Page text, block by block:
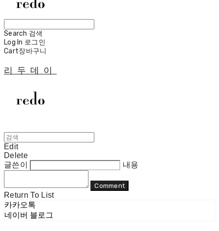
Search 검색
Log In 로그인
Cart장바구니
리두데이
Edit
Delete
글쓴이
내용
Comment
Return To List
카카오톡
네이버 블로그